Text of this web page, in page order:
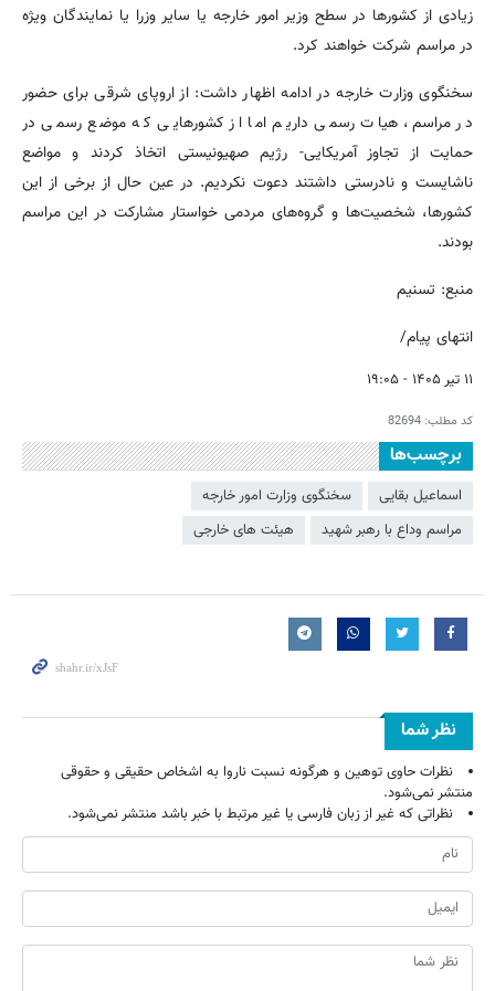
زیادی از کشورها در سطح وزیر امور خارجه یا سایر وزرا یا نمایندگان ویژه
در مراسم شرکت خواهند کرد.
سخنگوی وزارت خارجه در ادامه اظهار داشت: از اروپای شرقی برای حضور
در مراسم، هیات رسمی داریم اما از کشورهایی که موضع رسمی در
حمایت از تجاوز آمریکایی- رژیم صهیونیستی اتخاذ کردند و مواضع
ناشایست و نادرستی داشتند دعوت نکردیم. در عین حال از برخی از این
کشورها، شخصیت‌ها و گروه‌های مردمی خواستار مشارکت در این مراسم
بودند.
منبع: تسنیم
انتهای پیام/
۱۱ تیر ۱۴۰۵ - ۱۹:۰۵
کد مطلب: 82694
برچسب‌ها
اسماعیل بقایی
سخنگوی وزارت امور خارجه
مراسم وداع با رهبر شهید
هیئت های خارجی
نظر شما
نظرات حاوی توهین و هرگونه نسبت ناروا به اشخاص حقیقی و حقوقی
منتشر نمی‌شود.
نظراتی که غیر از زبان فارسی یا غیر مرتبط با خبر باشد منتشر نمی‌شود.